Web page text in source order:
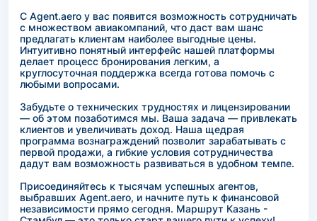
С Agent.aero у вас появится возможность сотрудничать
с множеством авиакомпаний, что даст вам шанс
предлагать клиентам наиболее выгодные цены.
Интуитивно понятный интерфейс нашей платформы
делает процесс бронирования легким, а
круглосуточная поддержка всегда готова помочь с
любыми вопросами.
Забудьте о технических трудностях и лицензировании
— об этом позаботимся мы. Ваша задача — привлекать
клиентов и увеличивать доход. Наша щедрая
программа вознаграждений позволит зарабатывать с
первой продажи, а гибкие условия сотрудничества
дадут вам возможность развиваться в удобном темпе.
Присоединяйтесь к тысячам успешных агентов,
выбравших Agent.aero, и начните путь к финансовой
независимости прямо сегодня. Маршрут Казань -